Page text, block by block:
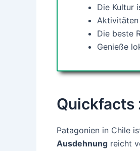
Die Kultur
Aktivitäten
Die beste
Genieße
Quickfacts
Patagonien in Chile
Ausdehnung reicht